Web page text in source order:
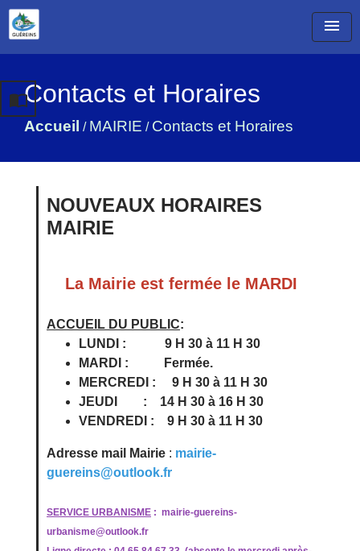
menu
Contacts et Horaires
Accueil / MAIRIE / Contacts et Horaires
import_contacts
NOUVEAUX HORAIRES
MAIRIE
La Mairie est fermée le MARDI
ACCUEIL DU PUBLIC:
LUNDI : 9 H 30 à 11 H 30
MARDI : Fermée.
MERCREDI : 9 H 30 à 11 H 30
JEUDI : 14 H 30 à 16 H 30
VENDREDI : 9 H 30 à 11 H 30
Adresse mail Mairie : mairie-
guereins@outlook.fr
SERVICE URBANISME : mairie-guereins-
urbanisme@outlook.fr